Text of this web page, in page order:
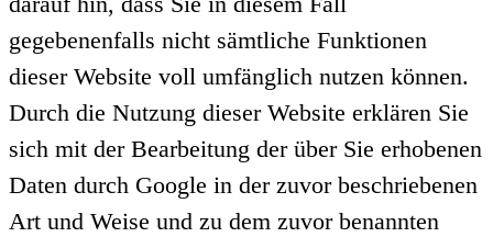
gegebenenfalls nicht sämtliche Funktionen
dieser Website voll umfänglich nutzen können.
Durch die Nutzung dieser Website erklären Sie
sich mit der Bearbeitung der über Sie erhobenen
Daten durch Google in der zuvor beschriebenen
Art und Weise und zu dem zuvor benannten